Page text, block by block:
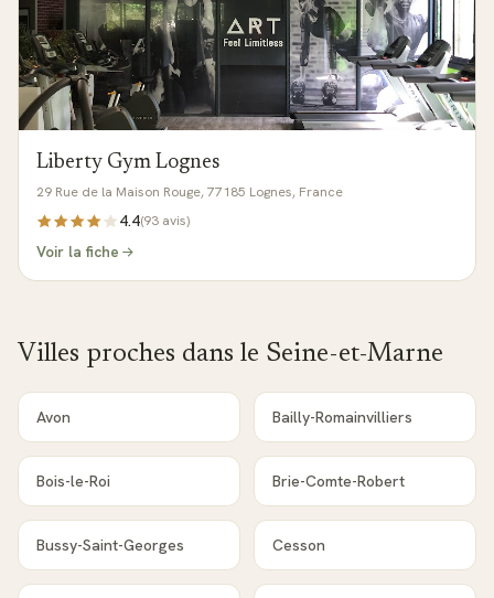
Liberty Gym Lognes
29 Rue de la Maison Rouge, 77185 Lognes, France
4.4(93 avis)
Voir la fiche
Villes proches dans le Seine-et-Marne
Avon Bailly-Romainvilliers
Bois-le-Roi Brie-Comte-Robert
Bussy-Saint-Georges Cesson